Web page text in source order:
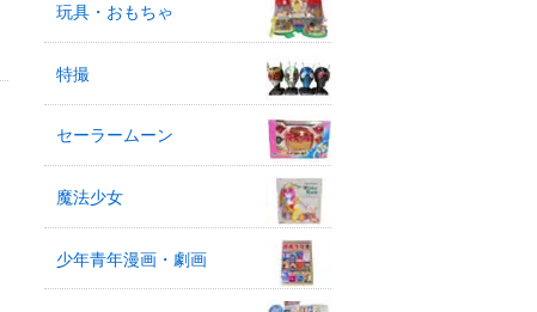
玩具・おもちゃ
特撮
セーラームーン
魔法少女
少年青年漫画・劇画